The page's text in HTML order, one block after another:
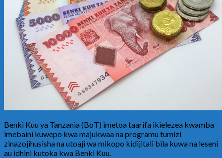
Benki Kuu ya Tanzania (BoT) imetoa taarifa ikielezea kwamba
imebaini kuwepo kwa majukwaa na programu tumizi
zinazojihusisha na utoaji wa mikopo kidijitali bila kuwa na leseni
au idhini kutoka kwa Benki Kuu.